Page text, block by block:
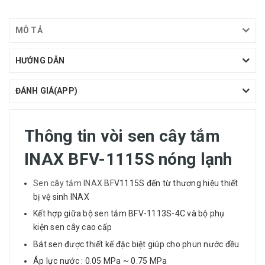
MÔ TẢ
HƯỚNG DẪN
ĐÁNH GIÁ(APP)
Thông tin vòi sen cây tắm
INAX BFV-1115S nóng lạnh
Sen cây tắm INAX BFV1115S đến từ thương hiệu thiết
bị vệ sinh INAX
Kết hợp giữa bộ sen tắm BFV-1113S-4C và bộ phụ
kiện sen cây cao cấp
Bát sen được thiết kế đặc biệt giúp cho phun nước đều
Áp lực nước : 0.05 MPa ~ 0.75 MPa